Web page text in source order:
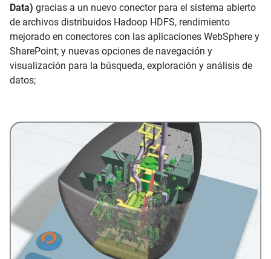
Data) gracias a un nuevo conector para el sistema abierto
de archivos distribuidos Hadoop HDFS, rendimiento
mejorado en conectores con las aplicaciones WebSphere y
SharePoint; y nuevas opciones de navegación y
visualización para la búsqueda, exploración y análisis de
datos;